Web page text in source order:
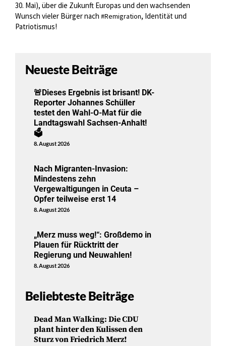
30. Mai), über die Zukunft Europas und den wachsenden
Wunsch vieler Bürger nach #Remigration, Identität und
Patriotismus!
Neueste Beiträge
🚨Dieses Ergebnis ist brisant! DK-
Reporter Johannes Schüller
testet den Wahl-O-Mat für die
Landtagswahl Sachsen-Anhalt!
🗳️
8. August 2026
Nach Migranten-Invasion:
Mindestens zehn
Vergewaltigungen in Ceuta –
Opfer teilweise erst 14
8. August 2026
„Merz muss weg!“: Großdemo in
Plauen für Rücktritt der
Regierung und Neuwahlen!
8. August 2026
Beliebteste Beiträge
Dead Man Walking: Die CDU
plant hinter den Kulissen den
Sturz von Friedrich Merz!